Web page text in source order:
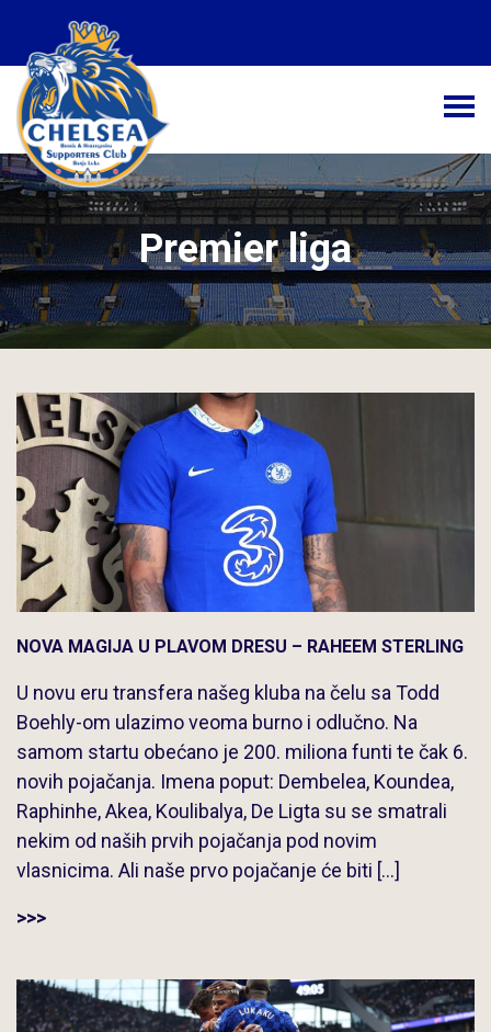
Početna
Novosti
Kolumne
Galerija
Kontakt
Premier liga
NOVA MAGIJA U PLAVOM DRESU – RAHEEM STERLING
U novu eru transfera našeg kluba na čelu sa Todd
Boehly-om ulazimo veoma burno i odlučno. Na
samom startu obećano je 200. miliona funti te čak 6.
novih pojačanja. Imena poput: Dembelea, Koundea,
Raphinhe, Akea, Koulibalya, De Ligta su se smatrali
nekim od naših prvih pojačanja pod novim
vlasnicima. Ali naše prvo pojačanje će biti […]
>>>